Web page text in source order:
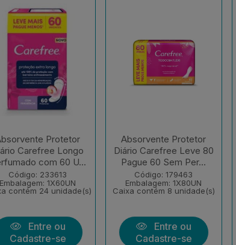
Protetor
Carefree Longo
com 60 U...
Código: 233613
Embalagem: 1X60UN
contém 24 unidade(s)
Entre ou
Cadastre-se
Absorvente Protetor
Diário Carefree Leve 80
Pague 60 Sem Per...
Código: 179463
Embalagem: 1X80UN
Caixa contém 8 unidade(s)
Entre ou
Cadastre-se